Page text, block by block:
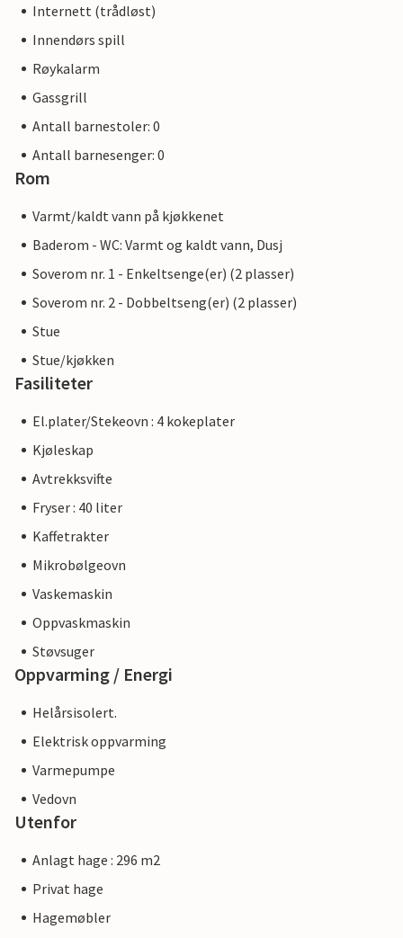
Internett (trådløst)
Innendørs spill
Røykalarm
Gassgrill
Antall barnestoler: 0
Antall barnesenger: 0
Rom
Varmt/kaldt vann på kjøkkenet
Baderom - WC: Varmt og kaldt vann, Dusj
Soverom nr. 1 - Enkeltsenge(er) (2 plasser)
Soverom nr. 2 - Dobbeltseng(er) (2 plasser)
Stue
Stue/kjøkken
Fasiliteter
El.plater/Stekeovn : 4 kokeplater
Kjøleskap
Avtrekksvifte
Fryser : 40 liter
Kaffetrakter
Mikrobølgeovn
Vaskemaskin
Oppvaskmaskin
Støvsuger
Oppvarming / Energi
Helårsisolert.
Elektrisk oppvarming
Varmepumpe
Vedovn
Utenfor
Anlagt hage : 296 m2
Privat hage
Hagemøbler